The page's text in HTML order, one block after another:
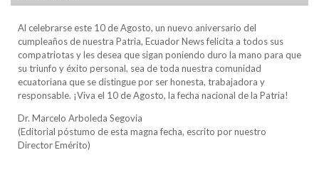
Al celebrarse este 10 de Agosto, un nuevo aniversario del
cumpleaños de nuestra Patria, Ecuador News felicita a todos sus
compatriotas y les desea que sigan poniendo duro la mano para que
su triunfo y éxito personal, sea de toda nuestra comunidad
ecuatoriana que se distingue por ser honesta, trabajadora y
responsable. ¡Viva el 10 de Agosto, la fecha nacional de la Patria!
Dr. Marcelo Arboleda Segovia
(Editorial póstumo de esta magna fecha, escrito por nuestro
Director Emérito)